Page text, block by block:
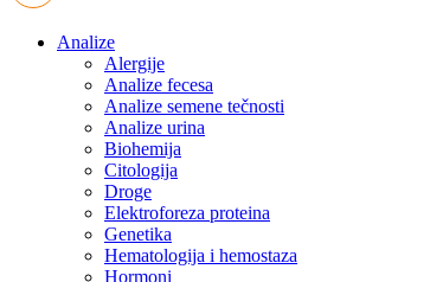
Analize
Alergije
Analize fecesa
Analize semene tečnosti
Analize urina
Biohemija
Citologija
Droge
Elektroforeza proteina
Genetika
Hematologija i hemostaza
Hormoni